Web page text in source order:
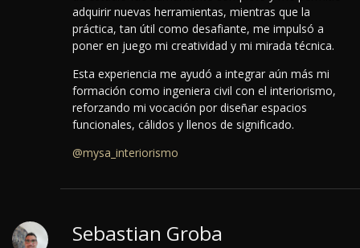
adquirir nuevas herramientas, mientras que la
práctica, tan útil como desafiante, me impulsó a
poner en juego mi creatividad y mi mirada técnica.
Esta experiencia me ayudó a integrar aún más mi
formación como ingeniera civil con el interiorismo,
reforzando mi vocación por diseñar espacios
funcionales, cálidos y llenos de significado.
@mysa_interiorismo
Sebastian Groba